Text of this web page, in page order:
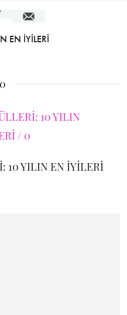
10 YILIN EN İYİLERİ